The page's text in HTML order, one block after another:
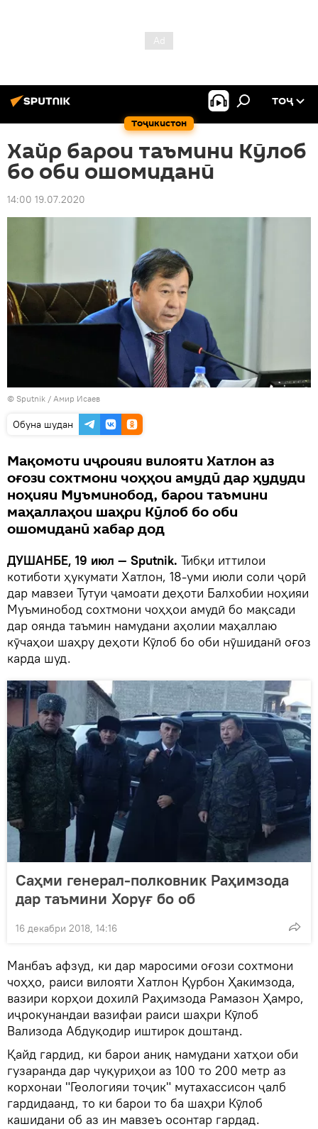
Тоҷикистон
ТОҶ
Хайр барои таъмини Кӯлоб
бо оби ошомиданӣ
14:00 19.07.2020
© Sputnik / Амир Исаев
Обуна шудан
Мақомоти иҷроияи вилояти Хатлон аз
оғози сохтмони чоҳҳои амудӣ дар ҳудуди
ноҳияи Муъминобод, барои таъмини
маҳаллаҳои шаҳри Кӯлоб бо оби
ошомиданӣ хабар дод
ДУШАНБЕ, 19 июл — Sputnik. Тибқи иттилои
котиботи ҳукумати Хатлон, 18-уми июли соли ҷорӣ
дар мавзеи Тутуи ҷамоати деҳоти Балхобии ноҳияи
Муъминобод сохтмони чоҳҳои амудӣ бо мақсади
дар оянда таъмин намудани аҳолии маҳаллаю
кӯчаҳои шаҳру деҳоти Кӯлоб бо оби нӯшиданӣ оғоз
карда шуд.
Саҳми генерал-полковник Раҳимзода
дар таъмини Хоруғ бо об
16 декабри 2018, 14:16
Манбаъ афзуд, ки дар маросими оғози сохтмони
чоҳҳо, раиси вилояти Хатлон Қурбон Ҳакимзода,
вазири корҳои дохилӣ Раҳимзода Рамазон Ҳамро,
иҷрокунандаи вазифаи раиси шаҳри Кӯлоб
Вализода Абдуқодир иштирок доштанд.
Қайд гардид, ки барои аниқ намудани хатҳои оби
гузаранда дар чуқуриҳои аз 100 то 200 метр аз
корхонаи "Геологияи тоҷик" мутахассисон ҷалб
гардидаанд, то ки барои то ба шаҳри Кӯлоб
кашидани об аз ин мавзеъ осонтар гардад.